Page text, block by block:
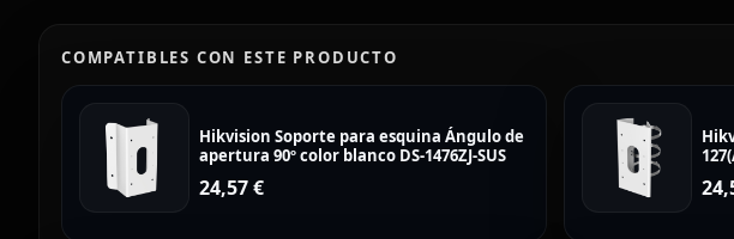
COMPATIBLES CON ESTE PRODUCTO
Hikvision Soporte para esquina Ángulo de
apertura 90º color blanco DS-1476ZJ-SUS
24,57€